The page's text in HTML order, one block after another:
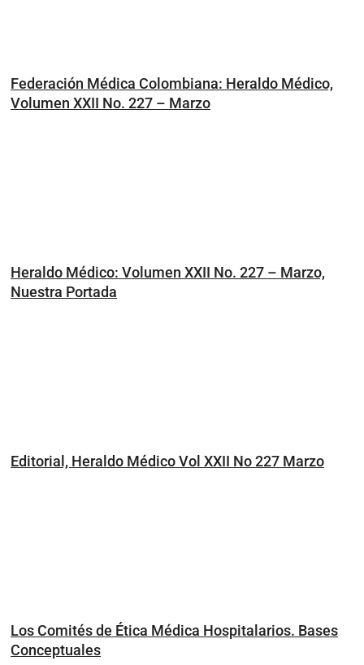
Federación Médica Colombiana: Heraldo Médico,
Volumen XXII No. 227 – Marzo
Heraldo Médico: Volumen XXII No. 227 – Marzo,
Nuestra Portada
Editorial, Heraldo Médico Vol XXII No 227 Marzo
Los Comités de Ética Médica Hospitalarios. Bases
Conceptuales